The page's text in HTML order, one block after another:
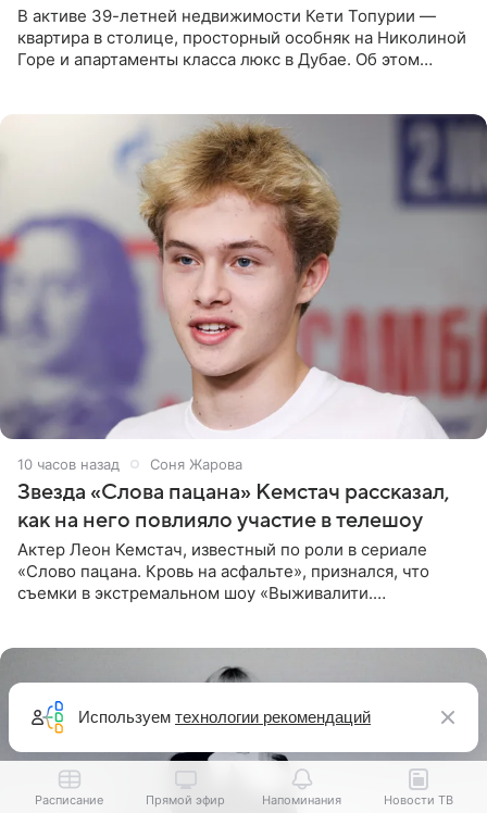
В активе 39-летней недвижимости Кети Топурии —
квартира в столице, просторный особняк на Николиной
Горе и апартаменты класса люкс в Дубае. Об этом
10 часов назад Соня Жарова
Звезда «Слова пацана» Кемстач рассказал,
как на него повлияло участие в телешоу
Актер Леон Кемстач, известный по роли в сериале
«Слово пацана. Кровь на асфальте», признался, что
съемки в экстремальном шоу «Выживалити.
Расписание Прямой эфир Напоминания Новости ТВ
Используем технологии рекомендаций